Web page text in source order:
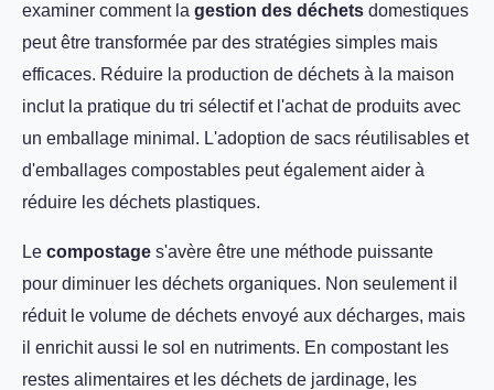
examiner comment la gestion des déchets domestiques
peut être transformée par des stratégies simples mais
efficaces. Réduire la production de déchets à la maison
inclut la pratique du tri sélectif et l'achat de produits avec
un emballage minimal. L'adoption de sacs réutilisables et
d'emballages compostables peut également aider à
réduire les déchets plastiques.
Le compostage s'avère être une méthode puissante
pour diminuer les déchets organiques. Non seulement il
réduit le volume de déchets envoyé aux décharges, mais
il enrichit aussi le sol en nutriments. En compostant les
restes alimentaires et les déchets de jardinage, les